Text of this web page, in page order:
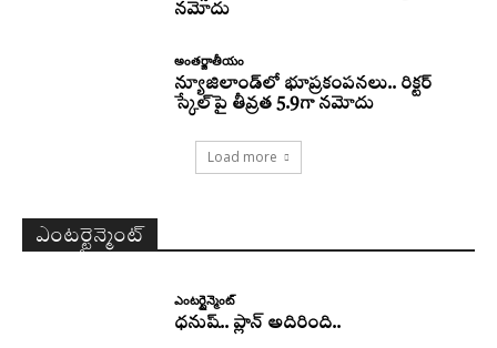
నమోదు
అంతర్జాతీయం
న్యూజిలాండ్‌లో భూప్రకంపనలు.. రిక్టర్‌
స్కేల్‌పై తీవ్రత 5.9గా నమోదు
Load more
ఎంటర్టైన్మెంట్
ఎంటర్టైన్మెంట్
ధనుష్‌.. ప్లాన్ అదిరింది..